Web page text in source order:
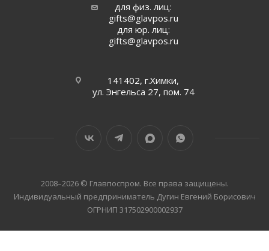
для физ. лиц:
gifts@glavpos.ru
для юр. лиц:
gifts@glavpos.ru
141402, г.Химки,
ул. Энгельса 27, пом. 74
2008–2026 © Главпоспром. Все права защищены.
Индивидуальный предприниматель Дугин Евгений Борисович
ОГРНИП 317502900002937